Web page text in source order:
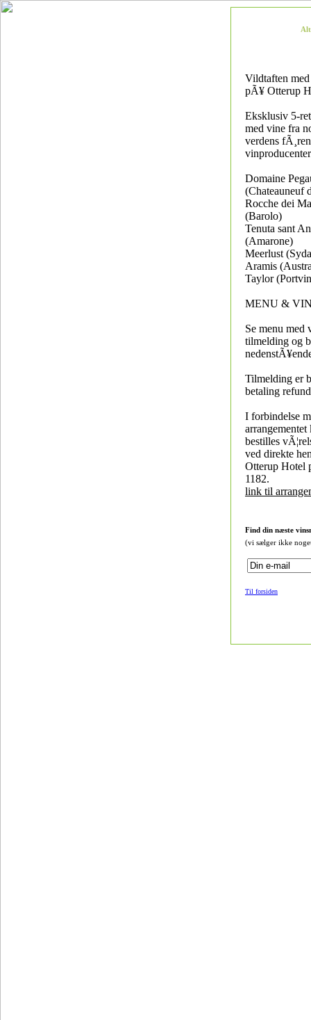
Vildtaften
pÃ¥ Otterup
Eksklusiv 5-
med vine fra
verdens
Domaine
(Chateauneuf
Rocche dei
(Barolo)
Tenuta sant
(Amarone)
Meerlust
Aramis
Taylor
MENU &
Se menu med
tilmelding og
Tilmelding er
betaling
I forbindelse
arrangementet
bestilles
ved direkte
Otterup Hotel
1182.
link til
Find din næste
(vi sælger ikke
Til forsiden